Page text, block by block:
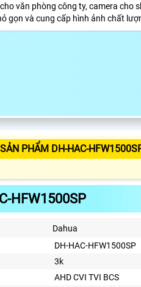
văn phòng công ty, camera cho
gọn và cung cấp hình ảnh chất
PHẨM DH-HAC-
HFW1500SP
Dahua
DH-HAC-HFW1500SP
3k
AHD CVI TVI BCS